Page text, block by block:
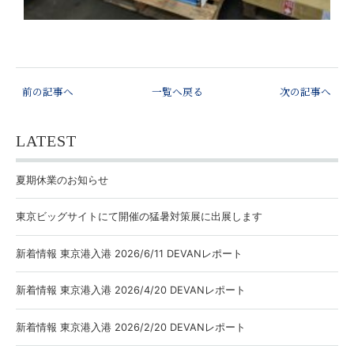
前の記事へ 次の記事へ
一覧へ戻る
LATEST
夏期休業のお知らせ
東京ビッグサイトにて開催の猛暑対策展に出展します
新着情報 東京港入港 2026/6/11 DEVANレポート
新着情報 東京港入港 2026/4/20 DEVANレポート
新着情報 東京港入港 2026/2/20 DEVANレポート